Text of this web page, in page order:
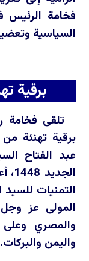
فخامة الرئيس
السياسية
برقية
تلقى فخامة
برقية تهنئة
عبد الفتاح
التمنيات للسيد
المولى عز
والمصري وعلى
واليمن والبركات.